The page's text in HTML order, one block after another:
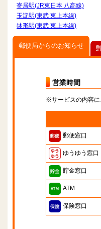
寄居駅(JR東日本 八高線)
玉淀駅(東武 東上本線)
鉢形駅(東武 東上本線)
郵便局からのお知らせ
営業時間
※サービスの内容に
郵便窓口
ゆうゆう窓口
貯金窓口
ATM
保険窓口